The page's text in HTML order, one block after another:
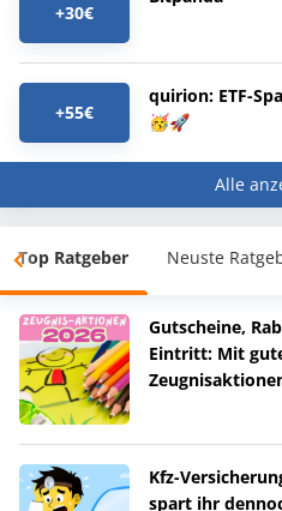
+30€
+55€
quirion: ETF-
🥳🚀
Alle
Top Ratgeber Neuste
Gutscheine,
Eintritt: Mit
Kfz-
spart ihr